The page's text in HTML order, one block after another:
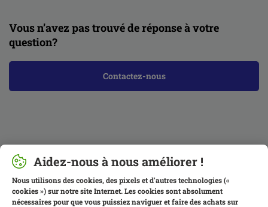
Vous n’avez pas trouvé de réponse à votre
question?
Contactez-nous
Aidez-nous à nous améliorer !
Nous utilisons des cookies, des pixels et d'autres technologies («
cookies ») sur notre site Internet. Les cookies sont absolument
nécessaires pour que vous puissiez naviguer et faire des achats sur